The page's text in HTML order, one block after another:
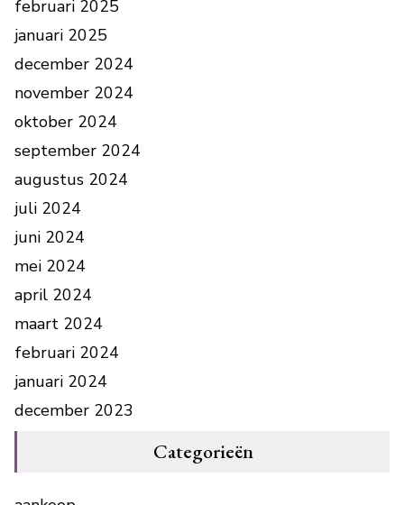
februari 2025
januari 2025
december 2024
november 2024
oktober 2024
september 2024
augustus 2024
juli 2024
juni 2024
mei 2024
april 2024
maart 2024
februari 2024
januari 2024
december 2023
Categorieën